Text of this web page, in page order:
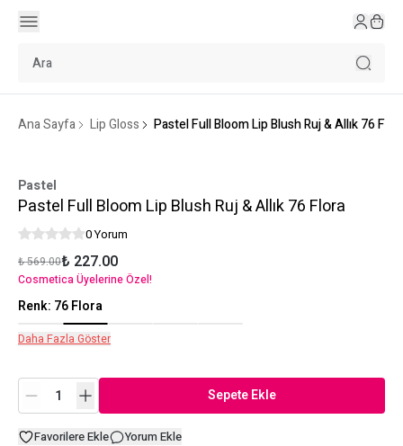
Ana Sayfa Lip Gloss Pastel Full Bloom Lip Blush Ruj & Allık 76
Pastel
Pastel Full Bloom Lip Blush Ruj & Allık 76 Flora
0 Yorum
₺ 569.00₺ 227.00
Cosmetica Üyelerine Özel!
Renk: 76 Flora
Daha Fazla Göster
Sepete Ekle
Favorilere Ekle Yorum Ekle